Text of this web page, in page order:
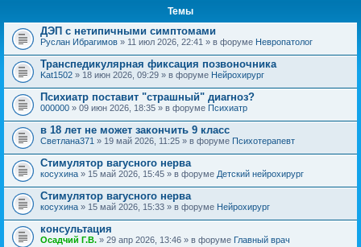
Темы
ДЭП с нетипичными симптомами
Руслан Ибрагимов » 11 июл 2026, 22:41 » в форуме Невропатолог
Транспедикулярная фиксация позвоночника
Kat1502 » 18 июн 2026, 09:29 » в форуме Нейрохирург
Психиатр поставит "страшный" диагноз?
000000 » 09 июн 2026, 18:35 » в форуме Психиатр
в 18 лет не может закончить 9 класс
Светлана371 » 19 май 2026, 11:25 » в форуме Психотерапевт
Стимулятор вагусного нерва
косухина » 15 май 2026, 15:45 » в форуме Детский нейрохирург
Стимулятор вагусного нерва
косухина » 15 май 2026, 15:33 » в форуме Нейрохирург
консультация
Осадчий Г.В. » 29 апр 2026, 13:46 » в форуме Главный врач